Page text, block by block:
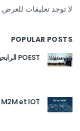
لا توجد تعليقات للعرض.
POPULAR POSTS
POEST الرابحين في مسابقة اورونج les applications
M2M et IOT شنوة الفرق مابين